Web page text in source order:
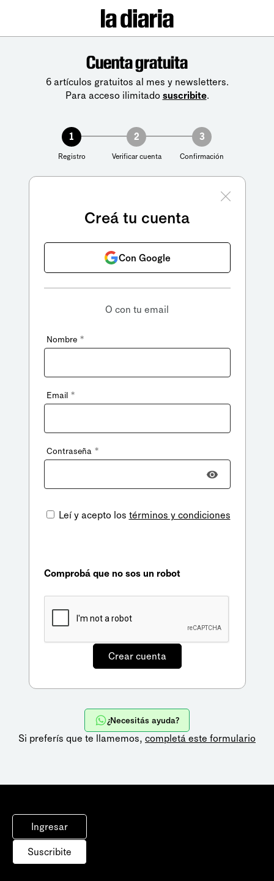
Cuenta gratuita
6 artículos gratuitos al mes y newsletters.
Para acceso ilimitado suscribite.
1
Registro
2
Verificar cuenta
3
Confirmación
Creá tu cuenta
Con Google
O con tu email
Nombre *
Email *
Contraseña *
Leí y acepto los términos y condiciones
Comprobá que no sos un robot
¿Necesitás ayuda?
Si preferís que te llamemos, completá este formulario
Ingresar
Suscribite